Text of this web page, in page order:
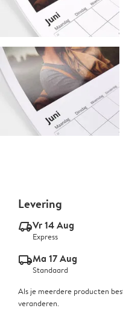
Levering
delivery_express_v2Vr 14 Aug
Express
delivery_standard_v2Ma 17 Aug
Standaard
Als je meerdere producten
veranderen.